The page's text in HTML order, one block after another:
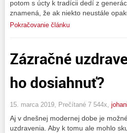
potom s úcty k tradícii dedí z
znamená, že ak niekto neustále
Pokračovanie článku
Zázračné
ho dosiahnuť?
15. marca 2019, Prečítané 7 544x,
Aj v dnešnej modernej dobe je
uzdravenia. Aby k tomu ale mohlo